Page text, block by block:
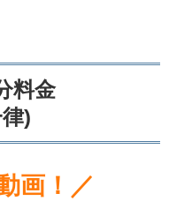
料金
)
画！／